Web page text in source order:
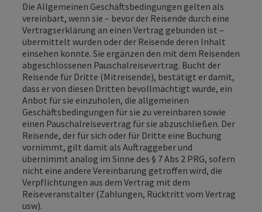
Die Allgemeinen Geschäftsbedingungen gelten als
vereinbart, wenn sie – bevor der Reisende durch eine
Vertragserklärung an einen Vertrag gebunden ist –
übermittelt wurden oder der Reisende deren Inhalt
einsehen konnte. Sie ergänzen den mit dem Reisenden
abgeschlossenen Pauschalreisevertrag. Bucht der
Reisende für Dritte (Mitreisende), bestätigt er damit,
dass er von diesen Dritten bevollmächtigt wurde, ein
Anbot für sie einzuholen, die allgemeinen
Geschäftsbedingungen für sie zu vereinbaren sowie
einen Pauschalreisevertrag für sie abzuschließen. Der
Reisende, der für sich oder für Dritte eine Buchung
vornimmt, gilt damit als Auftraggeber und
übernimmt analog im Sinne des § 7 Abs 2 PRG, sofern
nicht eine andere Vereinbarung getroffen wird, die
Verpflichtungen aus dem Vertrag mit dem
Reiseveranstalter (Zahlungen, Rücktritt vom Vertrag
usw).